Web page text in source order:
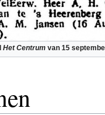
Het Centrum van 15